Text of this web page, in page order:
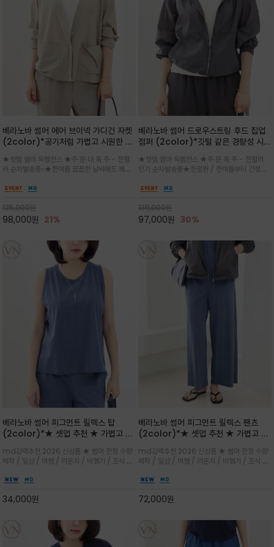
베라노바 썸머 에어 브이넥 가디건 자켓
(2color)*공기처럼 가볍고 시원한 나
브이넥 디자인이라 부담없이 쓱쓱~걸치
는 꾸안꾸!!가볍고 바스락한 나일론 블렌
드 소재감이 세련된 무드를 더해주는 가
★핫템 썸머 득템찬스 ★주.문.대.폭.주 - 전컬
러 순차발송중~★한여름 꿉꿉한 날씨에도 쾌적
일 자켓은 가벼운 무게감과 방수성 덕분에 여름
등과 밸런스를 맞춥니다
125,000원
98,000원 21%
베라노바 썸머 드로우스트링 후드 집업
점퍼 (2color)*깃털 같은 경량성 시원
(Volume Fit)가볍지만 입체적인 실
루엣을 유지하는 구조적 디자인
★핫템 썸머 득템찬스 ★주.문.폭.주 - 전컬러
인기 순차발송중★한정판 / 한여름부터 간절기
단 스토퍼 디테일로 핏 조절이 가능해 실용적/바
가볍게 비치는 세련된후드
139,000원
97,000원 30%
베라노바 썸머 피그먼트 릴렉스 탑
(2color)*★ 셋업 추천 ★ 가볍고 부
튼 소재로 완성
md강력추천 2026 신상품 ★ 썸머 한정 수량
제작 / 일상 / 여행 / 라운지 / 비행기 / 조식 /
그먼트로 제작되어 편하고 가볍게 후회없으실 아
34,000원
베라노바 썸머 피그먼트 릴렉스 팬츠
(2color)*★ 셋업 추천 ★ 가볍고 부
튼 소재로 완성
md강력추천 2026 신상품 ★ 썸머 한정 수량
제작 / 일상 / 여행 / 라운지 / 비행기 / 조식 /
그먼트로 제작되어 편하고 가볍게 후회없으실 아
72,000원